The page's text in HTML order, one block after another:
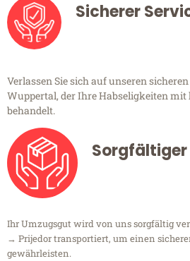
Sicherer
Verlassen Sie sich auf unseren
Wuppertal, der Ihre Habseligkeiten mit
behandelt.
Ihr Umzugsgut wird von uns sorgfältig
→ Prijedor transportiert, um einen
gewährleisten.